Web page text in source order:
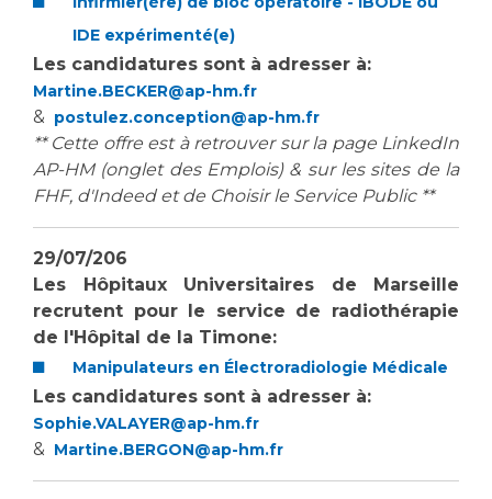
Handicap
Handi 13
Pôle Médecine Physique et Réadaptation
Accueil sourds et malentendants
Charte Romain Jacob
Mouvement Parcours Handicap 13
Activité physique
Cancer
Médecine nucléaire
Plateforme des internes
Professionnels de santé
Réseaux de soins
Adresser un examen au Laboratoire de Biologie
Radiologie / Imagerie
Cancérologie
Les pôles d'activité médicale
Anatomie et Cytologie Pathologiques
Adresser un examen au Laboratoire d'Infectiologie
Centres de référence Maladies Rares
IDE expérimenté(e)
Les candidatures sont à adresser à:
Martine.BECKER@ap-hm.fr
& postulez.conception@ap-hm.fr
** Cette offre est à retrouver sur la page LinkedIn
AP-HM (onglet des Emplois) & sur les sites de la
FHF, d'Indeed et de Choisir le Service Public **
29/07/206
Les Hôpitaux Universitaires de Marseille
recrutent pour le service de radiothérapie
de l'Hôpital de la Timone:
Manipulateurs en Électroradiologie Médicale
Les candidatures sont à adresser à:
Sophie.VALAYER@ap-hm.fr
& Martine.BERGON@ap-hm.fr